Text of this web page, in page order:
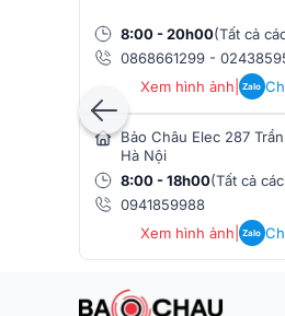
Với thiết kế sang trọng
đường tiếng, bao gồm
cùng với loa treble 2.5cm
Công nghệ Slatefiber
đế nghiêng (Time
thanh. Sản phẩm có ba
=> Xem thêm:Loa Focal
Loa Focal Theva N1
8:00 - 20h00(Tất cả
0868661299 -
Xem hình ảnh
Zalo
Bảo Châu Elec 287
Hà Nội
8:00 - 18h00(Tất cả
0941859988
Xem hình ảnh
Zalo